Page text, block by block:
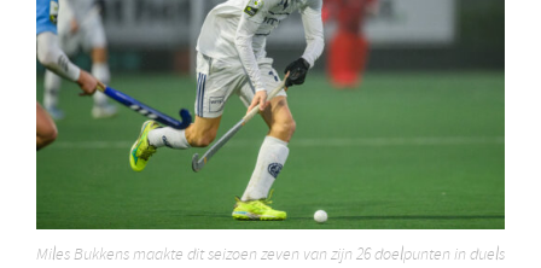
Miles Bukkens maakte dit seizoen zeven van zijn 26 doelpunten in duels